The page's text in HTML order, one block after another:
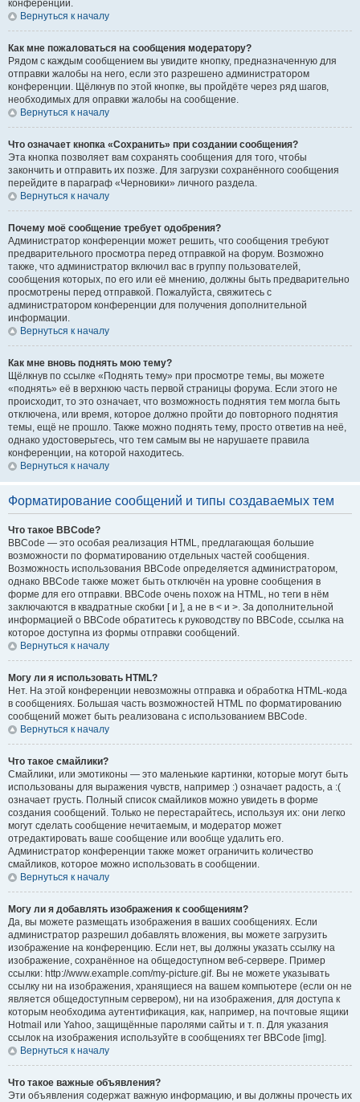
конференции.
Вернуться к началу
Как мне пожаловаться на сообщения модератору?
Рядом с каждым сообщением вы увидите кнопку, предназначенную для
отправки жалобы на него, если это разрешено администратором
конференции. Щёлкнув по этой кнопке, вы пройдёте через ряд шагов,
необходимых для оправки жалобы на сообщение.
Вернуться к началу
Что означает кнопка «Сохранить» при создании сообщения?
Эта кнопка позволяет вам сохранять сообщения для того, чтобы
закончить и отправить их позже. Для загрузки сохранённого сообщения
перейдите в параграф «Черновики» личного раздела.
Вернуться к началу
Почему моё сообщение требует одобрения?
Администратор конференции может решить, что сообщения требуют
предварительного просмотра перед отправкой на форум. Возможно
также, что администратор включил вас в группу пользователей,
сообщения которых, по его или её мнению, должны быть предварительно
просмотрены перед отправкой. Пожалуйста, свяжитесь с
администратором конференции для получения дополнительной
информации.
Вернуться к началу
Как мне вновь поднять мою тему?
Щёлкнув по ссылке «Поднять тему» при просмотре темы, вы можете
«поднять» её в верхнюю часть первой страницы форума. Если этого не
происходит, то это означает, что возможность поднятия тем могла быть
отключена, или время, которое должно пройти до повторного поднятия
темы, ещё не прошло. Также можно поднять тему, просто ответив на неё,
однако удостоверьтесь, что тем самым вы не нарушаете правила
конференции, на которой находитесь.
Вернуться к началу
Форматирование сообщений и типы создаваемых тем
Что такое BBCode?
BBCode — это особая реализация HTML, предлагающая большие
возможности по форматированию отдельных частей сообщения.
Возможность использования BBCode определяется администратором,
однако BBCode также может быть отключён на уровне сообщения в
форме для его отправки. BBCode очень похож на HTML, но теги в нём
заключаются в квадратные скобки [ и ], а не в < и >. За дополнительной
информацией о BBCode обратитесь к руководству по BBCode, ссылка на
которое доступна из формы отправки сообщений.
Вернуться к началу
Могу ли я использовать HTML?
Нет. На этой конференции невозможны отправка и обработка HTML-кода
в сообщениях. Большая часть возможностей HTML по форматированию
сообщений может быть реализована с использованием BBCode.
Вернуться к началу
Что такое смайлики?
Смайлики, или эмотиконы — это маленькие картинки, которые могут быть
использованы для выражения чувств, например :) означает радость, а :(
означает грусть. Полный список смайликов можно увидеть в форме
создания сообщений. Только не перестарайтесь, используя их: они легко
могут сделать сообщение нечитаемым, и модератор может
отредактировать ваше сообщение или вообще удалить его.
Администратор конференции также может ограничить количество
смайликов, которое можно использовать в сообщении.
Вернуться к началу
Могу ли я добавлять изображения к сообщениям?
Да, вы можете размещать изображения в ваших сообщениях. Если
администратор разрешил добавлять вложения, вы можете загрузить
изображение на конференцию. Если нет, вы должны указать ссылку на
изображение, сохранённое на общедоступном веб-сервере. Пример
ссылки: http://www.example.com/my-picture.gif. Вы не можете указывать
ссылку ни на изображения, хранящиеся на вашем компьютере (если он не
является общедоступным сервером), ни на изображения, для доступа к
которым необходима аутентификация, как, например, на почтовые ящики
Hotmail или Yahoo, защищённые паролями сайты и т. п. Для указания
ссылок на изображения используйте в сообщениях тег BBCode [img].
Вернуться к началу
Что такое важные объявления?
Эти объявления содержат важную информацию, и вы должны прочесть их